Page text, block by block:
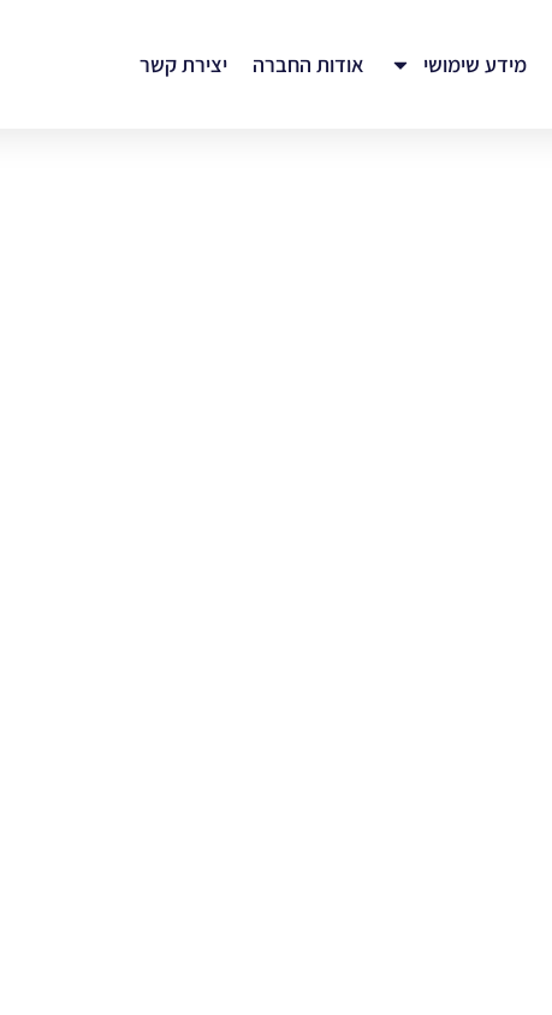
מידע שימושי אודות החברה יצירת קשר